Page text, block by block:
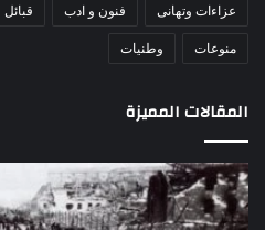
عزاءات وتهانى فنون و ادب
منوعات وطنيات
المقالات المميزة
مذبحة
اللد..
القصة